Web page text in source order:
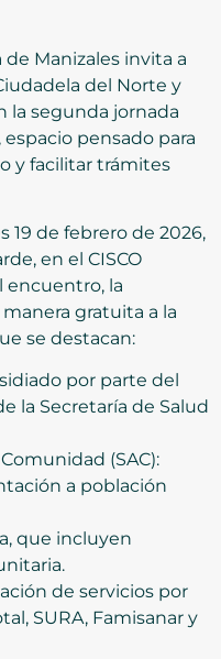
de Manizales invita a
del Norte y
la segunda jornada
, espacio pensado para
y facilitar trámites
19 de febrero de 2026,
en el CISCO
encuentro, la
gratuita a la
se destacan:
por parte del
la Secretaría de Salud
(SAC):
a población
que incluyen
de servicios por
SURA, Famisanar y